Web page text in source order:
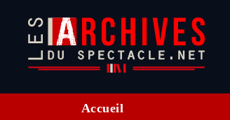
Accueil